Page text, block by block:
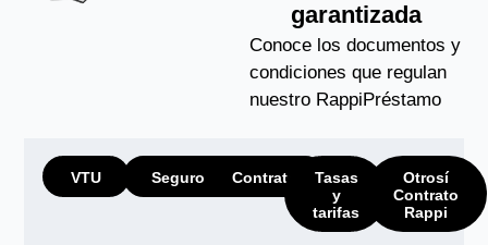
garantizada
Conoce los documentos y
condiciones que regulan
nuestro RappiPréstamo
VTU Seguros Contrato
Tasas
y
tarifas
Otrosí
Contrato
Rappi